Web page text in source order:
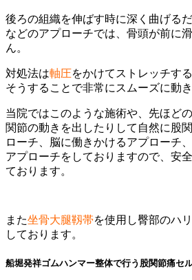
後ろの組織を伸ばす時に深く曲げる
などのアプローチでは、骨頭が前に
ん。
対処法は軸圧をかけてストレッチす
そうすることで非常にスムーズに動き
当院ではこのような施術や、先ほど
関節の動きを出したりして自然に股
ローチ、脳に働きかけるアプローチ
アプローチをしておりますので、安
ております。
また坐骨大腿靱帯を使用し臀部のハ
しております。
船堀発祥ゴムハンマー整体で行う股関節痛セ